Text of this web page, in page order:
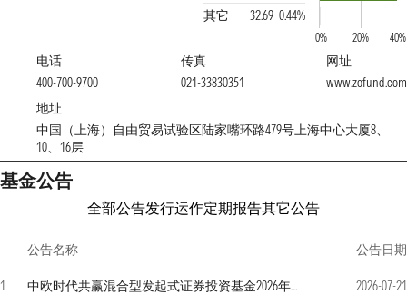
其它
32.69 0.44%
0% 20% 40%
电话
400-700-9700
传真
021-33830351
网址
www.zofund.com
地址
中国（上海）自由贸易试验区陆家嘴环路479号上海中心大厦8、
10、16层
基金公告
全部公告发行运作定期报告其它公告
公告名称 公告日期
1 中欧时代共赢混合型发起式证券投资基金2026年第2季度报告
2026-07-21